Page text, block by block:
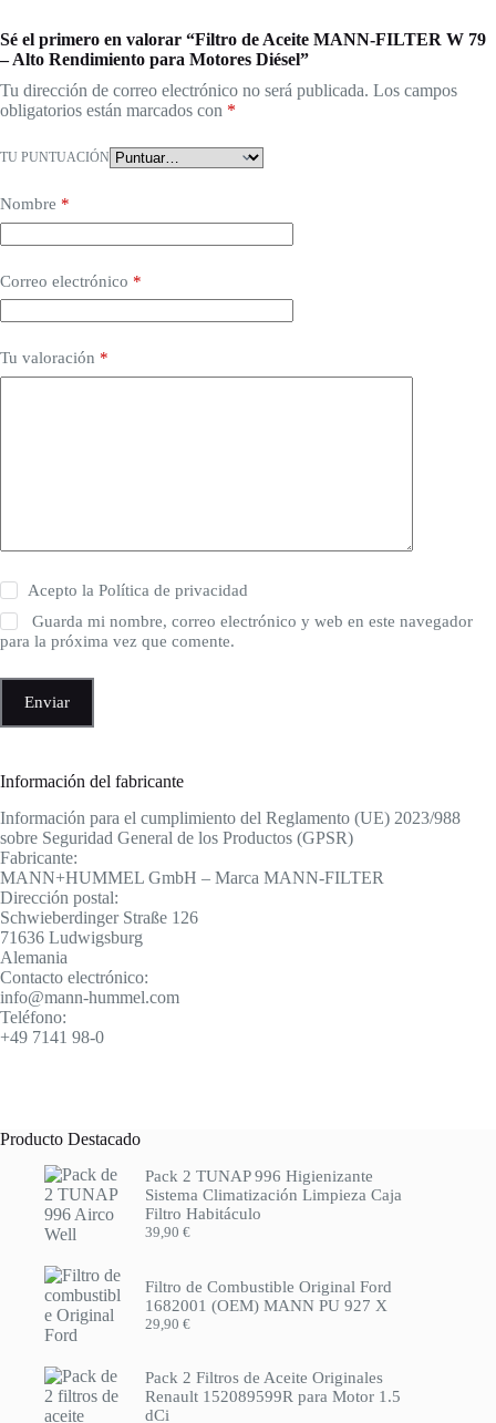
Sé el primero en valorar “Filtro de Aceite MANN-FILTER W 79
– Alto Rendimiento para Motores Diésel”
Tu dirección de correo electrónico no será publicada. Los campos
obligatorios están marcados con *
TU PUNTUACIÓN
Nombre *
Correo electrónico *
Tu valoración *
Acepto laPolítica de privacidad
Guarda mi nombre, correo electrónico y web en este navegador
para la próxima vez que comente.
Enviar
Información del fabricante
Información para el cumplimiento del Reglamento (UE) 2023/988
sobre Seguridad General de los Productos (GPSR)
Fabricante:
MANN+HUMMEL GmbH – Marca MANN-FILTER
Dirección postal:
Schwieberdinger Straße 126
71636 Ludwigsburg
Alemania
Contacto electrónico:
info@mann-hummel.com
Teléfono:
+49 7141 98-0
Producto Destacado
Pack 2 TUNAP 996 Higienizante
Sistema Climatización Limpieza Caja
Filtro Habitáculo
39,90 €
Filtro de Combustible Original Ford
1682001 (OEM) MANN PU 927 X
29,90 €
Pack 2 Filtros de Aceite Originales
Renault 152089599R para Motor 1.5
dCi